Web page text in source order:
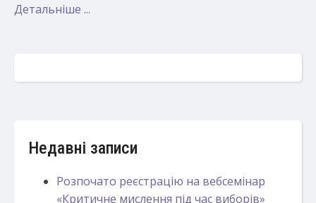
Детальніше ...
Недавні записи
Розпочато реєстрацію на вебсемінар
«Критичне мислення під час виборів»